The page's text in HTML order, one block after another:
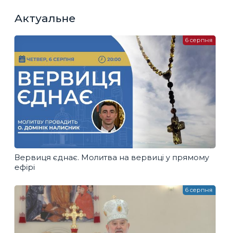
Актуальне
Вервиця єднає. Молитва на вервиці у прямому
ефірі
6 серпня
6 серпня